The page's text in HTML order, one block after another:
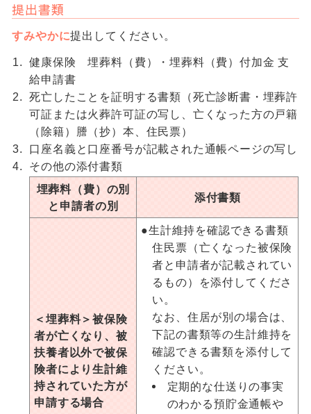
提出書類
すみやかに提出してください。
健康保険 埋葬料（費）・埋葬料（費）付加金 支
給申請書
死亡したことを証明する書類（死亡診断書・埋葬許
可証または火葬許可証の写し、亡くなった方の戸籍
（除籍）謄（抄）本、住民票）
口座名義と口座番号が記載された通帳ページの写し
その他の添付書類
埋葬料（費）の別
と申請者の別
添付書類
＜埋葬料＞被保険
者が亡くなり、被
扶養者以外で被保
険者により生計維
持されていた方が
申請する場合
●生計維持を確認できる書類
住民票（亡くなった被保険
者と申請者が記載されてい
るもの）を添付してくださ
い。
なお、住居が別の場合は、
下記の書類等の生計維持を
確認できる書類を添付して
ください。
定期的な仕送りの事実
のわかる預貯金通帳や